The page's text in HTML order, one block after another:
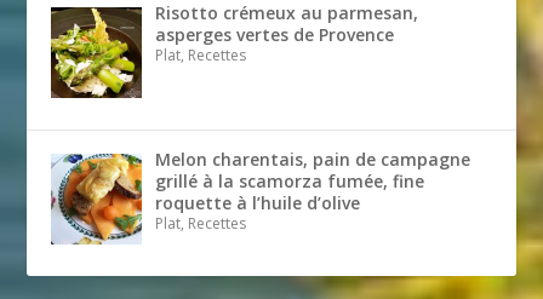
Risotto crémeux au parmesan,
asperges vertes de Provence
Plat, Recettes
Melon charentais, pain de campagne
grillé à la scamorza fumée, fine
roquette à l’huile d’olive
Plat, Recettes